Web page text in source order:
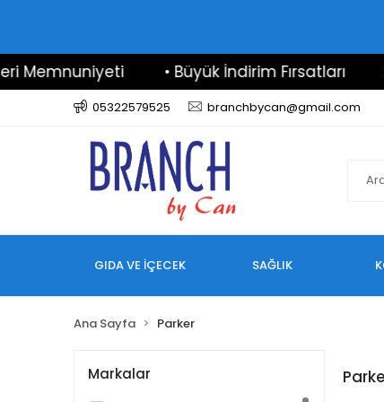
Memnuniyeti • Büyük İndirim Fırsatları
05322579525 branchbycan@gmail.com
GIDA VE İÇECEK SAĞLIK
Ana Sayfa Parker
Markalar